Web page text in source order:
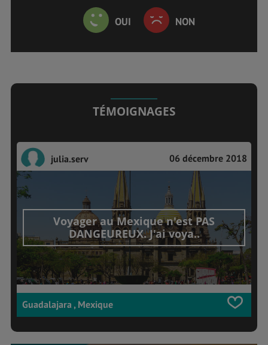
OUI NON
TÉMOIGNAGES
julia.serv 06 décembre 2018
Voyager au Mexique n'est PAS
DANGEUREUX. J'ai voya..
Guadalajara , Mexique